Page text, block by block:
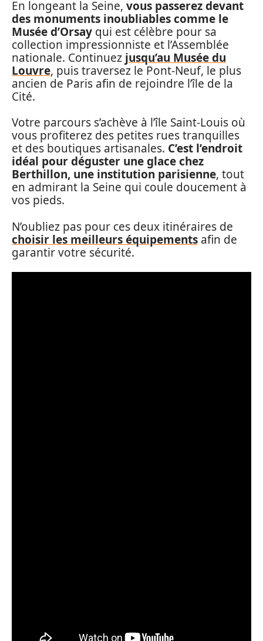
En longeant la Seine, vous passerez devant
des monuments inoubliables comme le
Musée d’Orsay qui est célèbre pour sa
collection impressionniste et l’Assemblée
nationale. Continuez jusqu’au Musée du
Louvre, puis traversez le Pont-Neuf, le plus
ancien de Paris afin de rejoindre l’île de la
Cité.
Votre parcours s’achève à l’île Saint-Louis où
vous profiterez des petites rues tranquilles
et des boutiques artisanales. C’est l’endroit
idéal pour déguster une glace chez
Berthillon, une institution parisienne, tout
en admirant la Seine qui coule doucement à
vos pieds.
N’oubliez pas pour ces deux itinéraires de
choisir les meilleurs équipements afin de
garantir votre sécurité.